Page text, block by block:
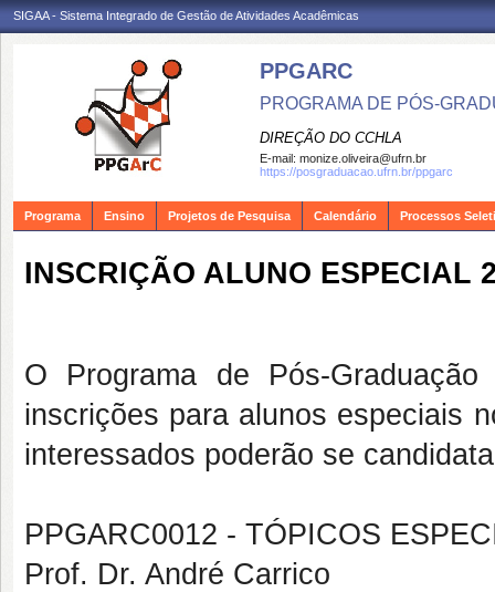
SIGAA - Sistema Integrado de Gestão de Atividades Acadêmicas
PPGARC
PROGRAMA DE PÓS-
DIREÇÃO DO CCHLA
E-mail: monize.oliveira@ufrn.br
https://posgraduacao.ufrn.br/ppgarc
Programa Ensino Projetos de Pesquisa Calendário Processos
INSCRIÇÃO ALUNO ESPECIAL
O Programa de Pós-
inscrições para alunos especiais
interessados poderão se
PPGARC0012 - TÓPICOS
Prof. Dr. André Carrico